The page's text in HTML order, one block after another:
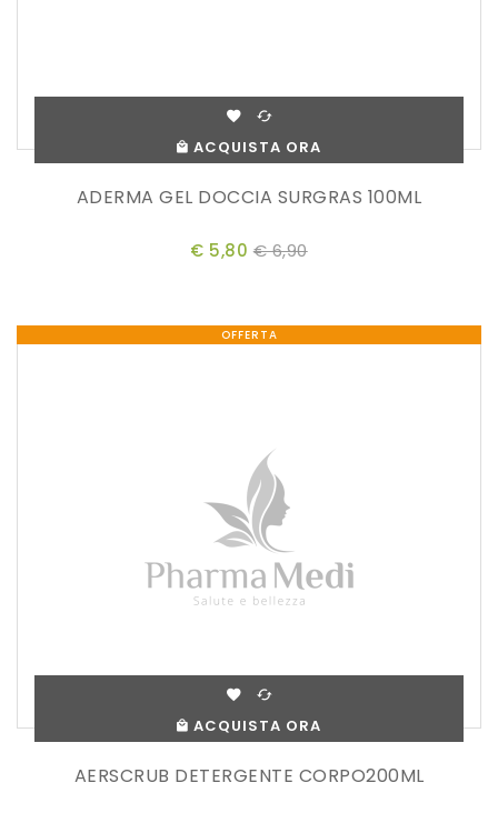
ACQUISTA ORA
ADERMA GEL DOCCIA SURGRAS 100ML
€ 5,80 € 6,90
OFFERTA
ACQUISTA ORA
AERSCRUB DETERGENTE CORPO200ML